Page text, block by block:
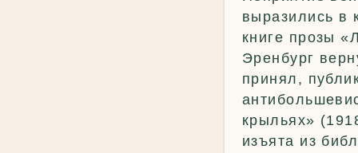
выразились в
книге прозы
Эренбург
принял,
крыльях»
изъята из